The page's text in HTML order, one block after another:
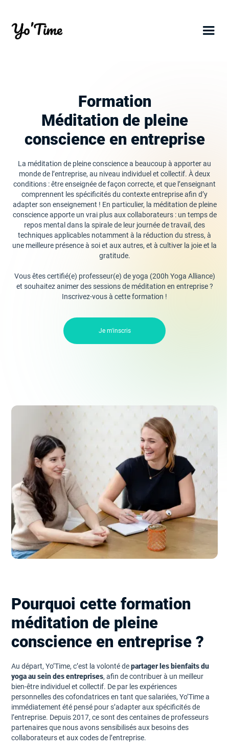
Formation
Méditation de pleine
conscience en entreprise
La méditation de pleine conscience a beaucoup à apporter au
monde de l’entreprise, au niveau individuel et collectif. À deux
conditions : être enseignée de façon correcte, et que l’enseignant
comprennent les spécificités du contexte entreprise afin d’y
adapter son enseignement ! En particulier, la méditation de pleine
conscience apporte un vrai plus aux collaborateurs : un temps de
repos mental dans la spirale de leur journée de travail, des
techniques applicables notamment à la réduction du stress, à
une meilleure présence à soi et aux autres, et à cultiver la joie et la
gratitude.
Vous êtes certifié(e) professeur(e) de yoga (200h Yoga Alliance)
et souhaitez animer des sessions de méditation en entreprise ?
Inscrivez-vous à cette formation !
Je m'inscris
Pourquoi cette formation
méditation de pleine
conscience en entreprise ?
Au départ, Yo’Time, c’est la volonté departager les bienfaits du
yoga au sein des entreprises, afin de contribuer à un meilleur
bien-être individuel et collectif. De par les expériences
personnelles des cofondatrices en tant que salariées, Yo’Time a
immédiatement été pensé pour s’adapter aux spécificités de
l’entreprise. Depuis 2017, ce sont des centaines de professeurs
partenaires que nous avons sensibilisés aux besoins des
collaborateurs et aux codes de l’entreprise.